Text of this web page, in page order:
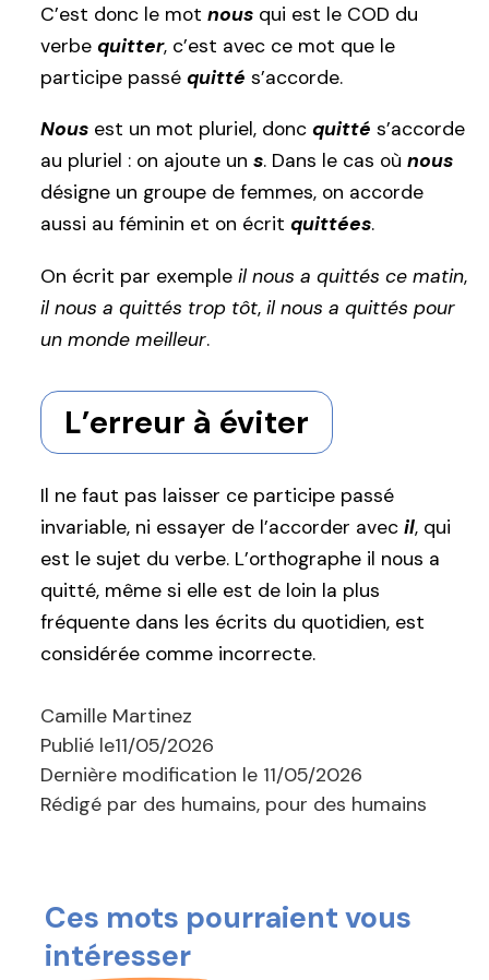
C’est donc le mot nous qui est le COD du
verbe quitter, c’est avec ce mot que le
participe passé quitté s’accorde.
Nous est un mot pluriel, donc quitté s’accorde
au pluriel : on ajoute un s. Dans le cas où nous
désigne un groupe de femmes, on accorde
aussi au féminin et on écrit quittées.
On écrit par exemple il nous a quittés ce matin,
il nous a quittés trop tôt, il nous a quittés pour
un monde meilleur.
L’erreur à éviter
Il ne faut pas laisser ce participe passé
invariable, ni essayer de l’accorder avec il, qui
est le sujet du verbe. L’orthographe il nous a
quitté, même si elle est de loin la plus
fréquente dans les écrits du quotidien, est
considérée comme incorrecte.
Camille Martinez
Publié le11/05/2026
Dernière modification le 11/05/2026
Rédigé par des humains, pour des humains
Ces mots pourraient vous
intéresser